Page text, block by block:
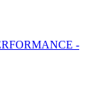
-